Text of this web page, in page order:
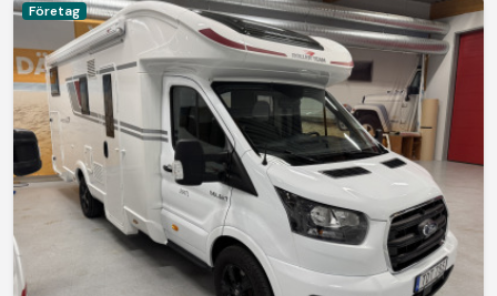
Företag